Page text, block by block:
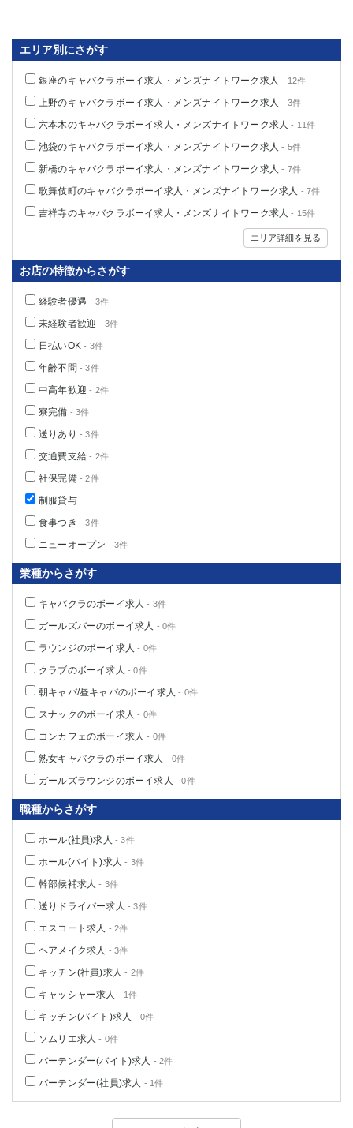
エリア別にさがす
銀座のキャバクラボーイ求人・メンズナイトワーク求人 - 12件
上野のキャバクラボーイ求人・メンズナイトワーク求人 - 3件
六本木のキャバクラボーイ求人・メンズナイトワーク求人 - 11件
池袋のキャバクラボーイ求人・メンズナイトワーク求人 - 5件
新橋のキャバクラボーイ求人・メンズナイトワーク求人 - 7件
歌舞伎町のキャバクラボーイ求人・メンズナイトワーク求人 - 7件
吉祥寺のキャバクラボーイ求人・メンズナイトワーク求人 - 15件
エリア詳細を見る
お店の特徴からさがす
経験者優遇 - 3件
未経験者歓迎 - 3件
日払いOK - 3件
年齢不問 - 3件
中高年歓迎 - 2件
寮完備 - 3件
送りあり - 3件
交通費支給 - 2件
社保完備- 2件
制服貸与
食事つき - 3件
ニューオープン - 3件
業種からさがす
キャバクラのボーイ求人 - 3件
ガールズバーのボーイ求人 - 0件
ラウンジのボーイ求人 - 0件
クラブのボーイ求人 - 0件
朝キャバ/昼キャバのボーイ求人 - 0件
スナックのボーイ求人 - 0件
コンカフェのボーイ求人 - 0件
熟女キャバクラのボーイ求人 - 0件
ガールズラウンジのボーイ求人 - 0件
職種からさがす
ホール(社員)求人 - 3件
ホール(バイト)求人 - 3件
幹部候補求人 - 3件
送りドライバー求人 - 3件
エスコート求人 - 2件
ヘアメイク求人 - 3件
キッチン(社員)求人 - 2件
キャッシャー求人 - 1件
キッチン(バイト)求人 - 0件
ソムリエ求人 - 0件
バーテンダー(バイト)求人 - 2件
バーテンダー(社員)求人 - 1件